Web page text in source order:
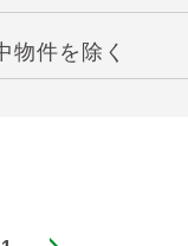
件を除く